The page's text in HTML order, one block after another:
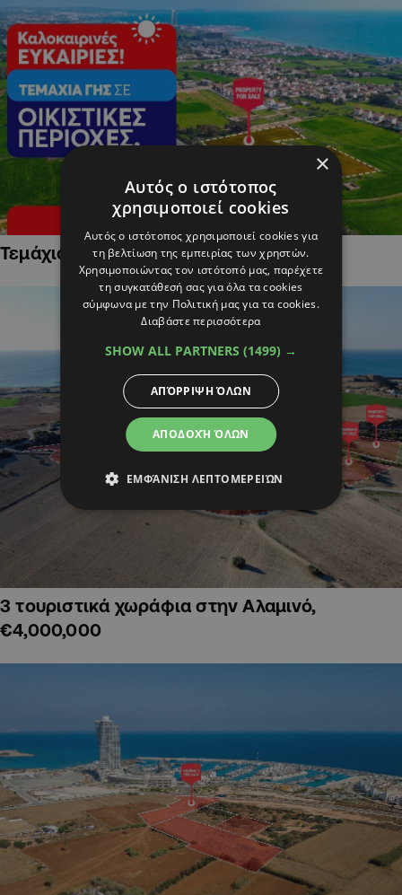
Τεμάχια Γης σε Οικιστικές Περιοχές
3 τουριστικά χωράφια στην Αλαμινό,
€4,000,000
×
Αυτός ο ιστότοπος
χρησιμοποιεί cookies
Αυτός ο ιστότοπος χρησιμοποιεί cookies για
τη βελτίωση της εμπειρίας των χρηστών.
Χρησιμοποιώντας τον ιστότοπό μας, παρέχετε
τη συγκατάθεσή σας για όλα τα cookies
σύμφωνα με την Πολιτική μας για τα cookies.
Διαβάστε περισσότερα
SHOW ALL PARTNERS (1499) →
ΑΠΟΔΟΧΉ ΌΛΩΝ
ΑΠΌΡΡΙΨΗ ΌΛΩΝ
ΕΜΦΆΝΙΣΗ ΛΕΠΤΟΜΕΡΕΙΏΝ